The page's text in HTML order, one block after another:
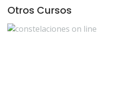
Otros Cursos